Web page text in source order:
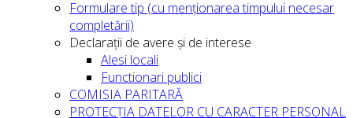
Formulare tip (cu menționarea timpului necesar
completării)
Declarații de avere și de interese
Alesi locali
Functionari publici
COMISIA PARITARĂ
PROTECȚIA DATELOR CU CARACTER PERSONAL